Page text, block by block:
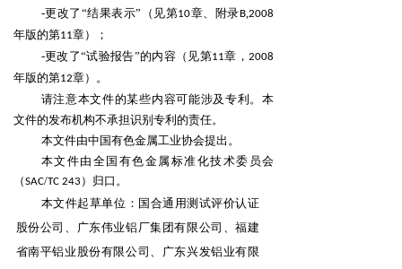
-更改了“结果表示”（见第10章、附录 B,2008
年版的第11章）；
-更改了“试验报告”的内容（见第11章，2008
年版的第12章）。
请注意本文件的某些内容可能涉及专利。本
文件的发布机构不承担识别专利的责任。
本文件由中国有色金属工业协会提出。
本文件由全国有色金属标准化技术委员会
（SAC/TC 243 ）归口。
本文件起草单位：国合通用测试评价认证
股份公司、广东伟业铝厂集团有限公司、福建
省南平铝业 股份有限公司、广东兴发铝业有限